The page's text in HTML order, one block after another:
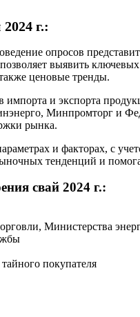
г.:
опросов
выявить
ценовые тренды.
и экспорта
Минпромторг и
рынка.
и факторах, с
тенденций и
свай 2024 г.:
Министерства
покупателя